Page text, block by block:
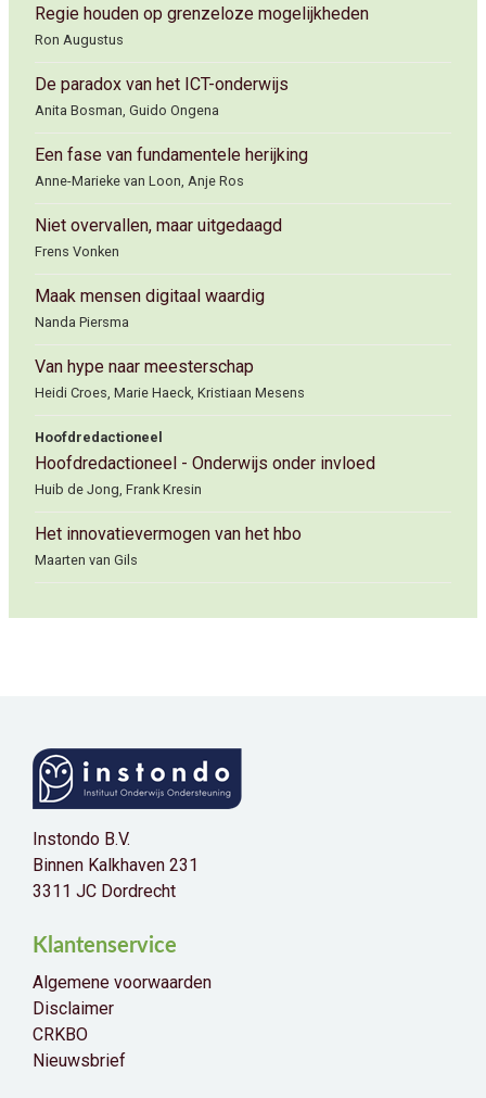
Regie houden op grenzeloze mogelijkheden
Ron Augustus
De paradox van het ICT-onderwijs
Anita Bosman, Guido Ongena
Een fase van fundamentele herijking
Anne-Marieke van Loon, Anje Ros
Niet overvallen, maar uitgedaagd
Frens Vonken
Maak mensen digitaal waardig
Nanda Piersma
Van hype naar meesterschap
Heidi Croes, Marie Haeck, Kristiaan Mesens
Hoofdredactioneel
Hoofdredactioneel - Onderwijs onder invloed
Huib de Jong, Frank Kresin
Het innovatievermogen van het hbo
Maarten van Gils
Instondo B.V.
Binnen Kalkhaven 231
3311 JC Dordrecht
Klantenservice
Algemene voorwaarden
Disclaimer
CRKBO
Nieuwsbrief